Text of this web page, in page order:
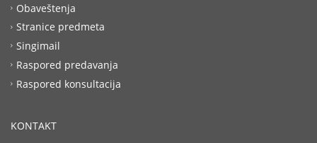
Obaveštenja
Stranice predmeta
Singimail
Raspored predavanja
Raspored konsultacija
KONTAKT